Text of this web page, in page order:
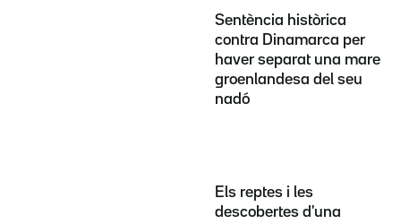
Sentència històrica
contra Dinamarca per
haver separat una mare
groenlandesa del seu
nadó
Els reptes i les
descobertes d'una